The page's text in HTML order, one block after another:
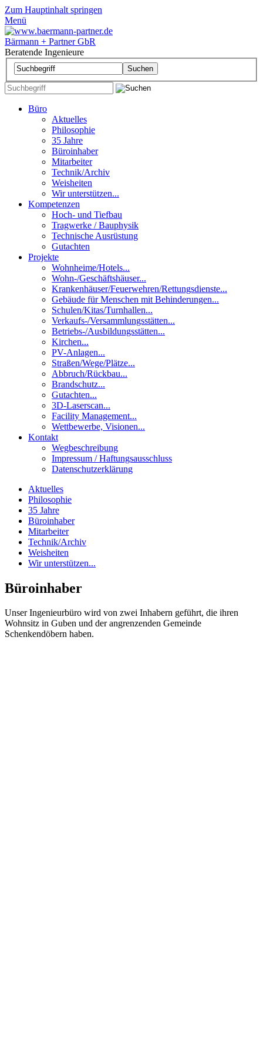
Zum Hauptinhalt springen
Menü
Bärmann + Partner GbR
Beratende Ingenieure
Büro
Aktuelles
Philosophie
35 Jahre
Büroinhaber
Mitarbeiter
Technik/Archiv
Weisheiten
Wir unterstützen...
Kompetenzen
Hoch- und Tiefbau
Tragwerke / Bauphysik
Technische Ausrüstung
Gutachten
Projekte
Wohnheime/Hotels...
Wohn-/Geschäftshäuser...
Krankenhäuser/Feuerwehren/Rettungsdienste...
Gebäude für Menschen mit Behinderungen...
Schulen/Kitas/Turnhallen...
Verkaufs-/Versammlungsstätten...
Betriebs-/Ausbildungsstätten...
Kirchen...
PV-Anlagen...
Straßen/Wege/Plätze...
Abbruch/Rückbau...
Brandschutz...
Gutachten...
3D-Laserscan...
Facility Management...
Wettbewerbe, Visionen...
Kontakt
Wegbeschreibung
Impressum / Haftungsausschluss
Datenschutzerklärung
Aktuelles
Philosophie
35 Jahre
Büroinhaber
Mitarbeiter
Technik/Archiv
Weisheiten
Wir unterstützen...
Büroinhaber
Unser Ingenieurbüro wird von zwei Inhabern geführt, die ihren
Wohnsitz in Guben und der angrenzenden Gemeinde
Schenkendöbern haben.